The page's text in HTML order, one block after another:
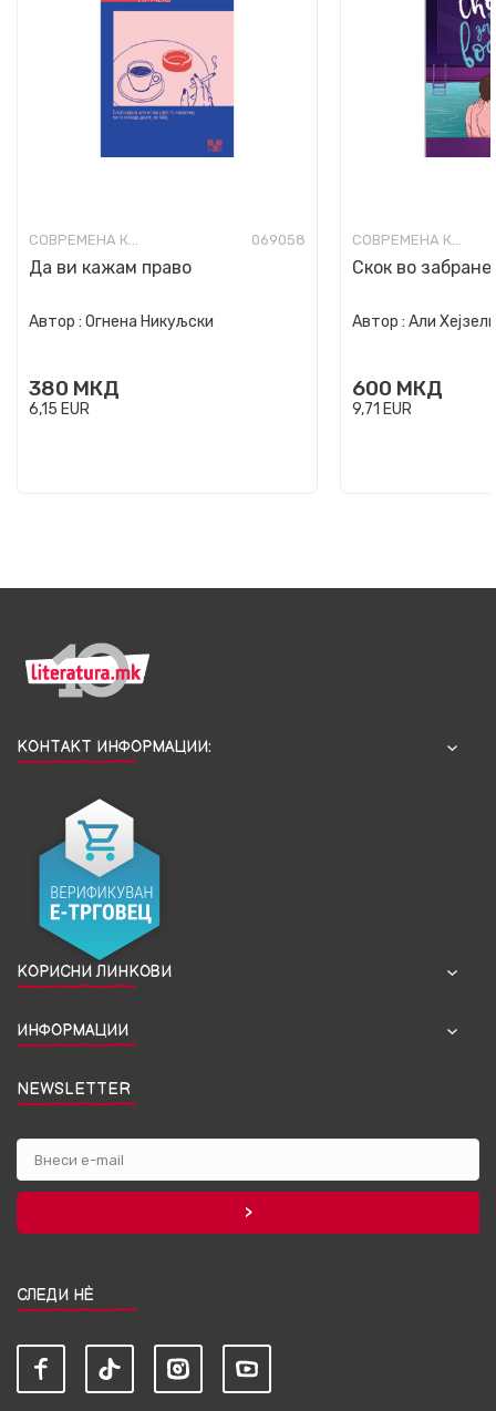
СОВРЕМЕНА КНИЖЕВНОСТ 069058
Да ви кажам право
Автор : Огнена Никуљски
380 МКД
6,15 EUR
СОВРЕМЕНА КНИЖЕВНОСТ
Скок во
Автор : Али
600 МКД
9,71 EUR
КОНТАКТ ИНФОРМАЦИИ:
КОРИСНИ ЛИНКОВИ
ИНФОРМАЦИИ
NEWSLETTER
СЛЕДИ НЀ